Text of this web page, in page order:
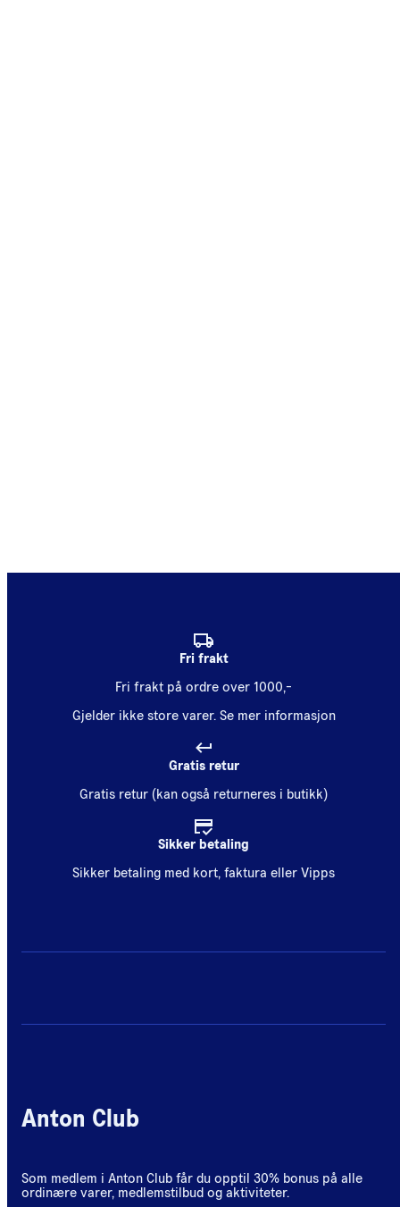
Fri frakt
Fri frakt på ordre over 1000,-
Gjelder ikke store varer. Se mer informasjon
Gratis retur
Gratis retur (kan også returneres i butikk)
Sikker betaling
Sikker betaling med kort, faktura eller Vipps
Anton Club
Som medlem i Anton Club får du opptil 30% bonus på alle
ordinære varer, medlemstilbud og aktiviteter.